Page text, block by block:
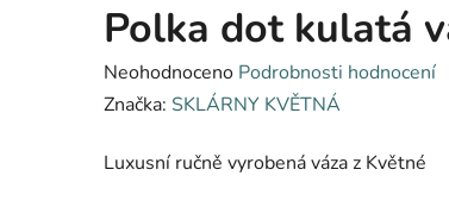
Polka dot kulatá
Průměrné
hodnocení
je
Neohodnoceno Podrobnosti hodnocení
Značka: SKLÁRNY KVĚTNÁ
Luxusní ručně vyrobená váza z Květné